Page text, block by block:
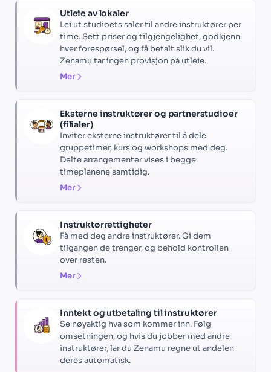
Utleie av lokaler
Lei ut studioets saler til andre instruktører per
time. Sett priser og tilgjengelighet, godkjenn
hver forespørsel, og få betalt slik du vil.
Zenamu tar ingen provisjon på utleie.
Mer
Eksterne instruktører og partnerstudioer
(filialer)
Inviter eksterne instruktører til å dele
gruppetimer, kurs og workshops med deg.
Delte arrangementer vises i begge
timeplanene samtidig.
Mer
Instruktørrettigheter
Få med deg andre instruktører. Gi dem
tilgangen de trenger, og behold kontrollen
over resten.
Mer
Inntekt og utbetaling til instruktører
Se nøyaktig hva som kommer inn. Følg
omsetningen, og hvis du jobber med andre
instruktører, lar du Zenamu regne ut andelen
deres automatisk.